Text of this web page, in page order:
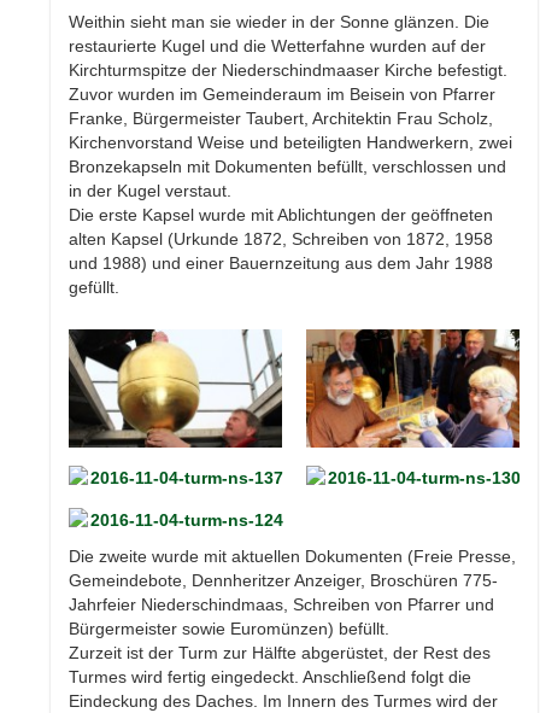
Weithin sieht man sie wieder in der Sonne glänzen. Die
restaurierte Kugel und die Wetterfahne wurden auf der
Kirchturmspitze der Niederschindmaaser Kirche befestigt.
Zuvor wurden im Gemeinderaum im Beisein von Pfarrer
Franke, Bürgermeister Taubert, Architektin Frau Scholz,
Kirchenvorstand Weise und beteiligten Handwerkern, zwei
Bronzekapseln mit Dokumenten befüllt, verschlossen und
in der Kugel verstaut.
Die erste Kapsel wurde mit Ablichtungen der geöffneten
alten Kapsel (Urkunde 1872, Schreiben von 1872, 1958
und 1988) und einer Bauernzeitung aus dem Jahr 1988
gefüllt.
Die zweite wurde mit aktuellen Dokumenten (Freie Presse,
Gemeindebote, Dennheritzer Anzeiger, Broschüren 775-
Jahrfeier Niederschindmaas, Schreiben von Pfarrer und
Bürgermeister sowie Euromünzen) befüllt.
Zurzeit ist der Turm zur Hälfte abgerüstet, der Rest des
Turmes wird fertig eingedeckt. Anschließend folgt die
Eindeckung des Daches. Im Innern des Turmes wird der